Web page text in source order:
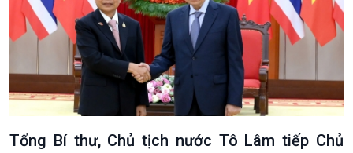
Tổng Bí thư, Chủ tịch nước Tô Lâm tiếp Chủ